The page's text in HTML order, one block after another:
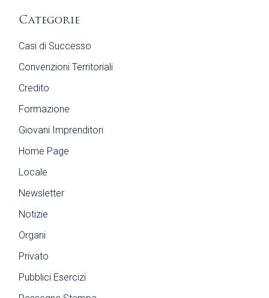
Categorie
Casi di Successo
Convenzioni Territoriali
Credito
Formazione
Giovani Imprenditori
Home Page
Locale
Newsletter
Notizie
Organi
Privato
Pubblici Esercizi